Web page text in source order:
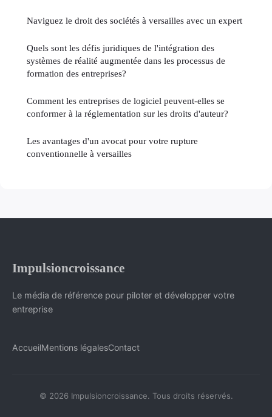
Naviguez le droit des sociétés à versailles avec un expert
Quels sont les défis juridiques de l'intégration des
systèmes de réalité augmentée dans les processus de
formation des entreprises?
Comment les entreprises de logiciel peuvent-elles se
conformer à la réglementation sur les droits d'auteur?
Les avantages d'un avocat pour votre rupture
conventionnelle à versailles
Impulsioncroissance
Le média de référence pour piloter et développer votre
entreprise
AccueilMentions légalesContact
© 2026 Impulsioncroissance. Tous droits réservés.